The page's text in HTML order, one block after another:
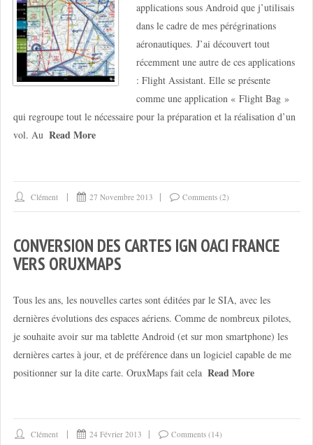
applications sous Android que j’utilisais
dans le cadre de mes pérégrinations
aéronautiques. J’ai découvert tout
récemment une autre de ces applications
: Flight Assistant. Elle se présente
comme une application « Flight Bag »
qui regroupe tout le nécessaire pour la préparation et la réalisation d’un
vol. Au Read More
Clément 27 Novembre 2013 Comments (2)
CONVERSION DES CARTES IGN OACI FRANCE
VERS ORUXMAPS
Tous les ans, les nouvelles cartes sont éditées par le SIA, avec les
dernières évolutions des espaces aériens. Comme de nombreux pilotes,
je souhaite avoir sur ma tablette Android (et sur mon smartphone) les
dernières cartes à jour, et de préférence dans un logiciel capable de me
positionner sur la dite carte. OruxMaps fait cela Read More
Clément 24 Février 2013 Comments (14)